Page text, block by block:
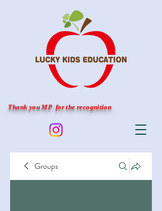
Thank you MP for the recognition
Groups